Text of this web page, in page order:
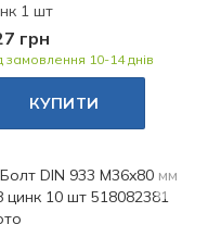
1 шт
грн
замовлення 10-14 днів
КУПИТИ